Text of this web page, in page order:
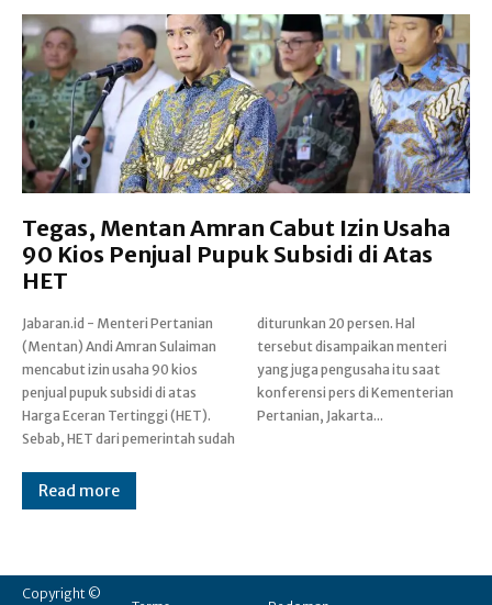
Tegas, Mentan Amran Cabut Izin Usaha
90 Kios Penjual Pupuk Subsidi di Atas
HET
Jabaran.id - Menteri Pertanian
(Mentan) Andi Amran Sulaiman
mencabut izin usaha 90 kios
penjual pupuk subsidi di atas
Harga Eceran Tertinggi (HET).
Sebab, HET dari pemerintah sudah
diturunkan 20 persen. Hal
tersebut disampaikan menteri
yang juga pengusaha itu saat
konferensi pers di Kementerian
Pertanian, Jakarta...
Read more
Copyright ©